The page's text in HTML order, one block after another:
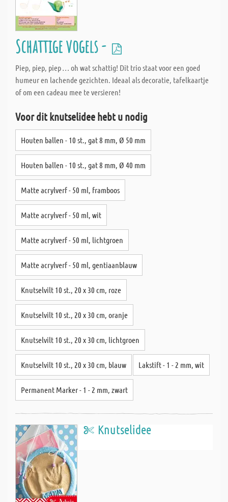
Schattige vogels -
Piep, piep, piep … oh wat schattig! Dit trio staat voor een goed
humeur en lachende gezichten. Ideaal als decoratie, tafelkaartje
of om een cadeau mee te versieren!
Voor dit knutselidee hebt u nodig
Houten ballen - 10 st., gat 8 mm, Ø 50 mm
Houten ballen - 10 st., gat 8 mm, Ø 40 mm
Matte acrylverf - 50 ml, framboos
Matte acrylverf - 50 ml, wit
Matte acrylverf - 50 ml, lichtgroen
Matte acrylverf - 50 ml, gentiaanblauw
Knutselvilt 10 st., 20 x 30 cm, roze
Knutselvilt 10 st., 20 x 30 cm, oranje
Knutselvilt 10 st., 20 x 30 cm, lichtgroen
Knutselvilt 10 st., 20 x 30 cm, blauw Lakstift - 1 - 2 mm, wit
Permanent Marker - 1 - 2 mm, zwart
Knutselidee